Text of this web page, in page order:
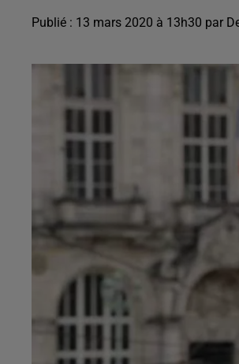
Publié : 13 mars 2020 à 13h30 par